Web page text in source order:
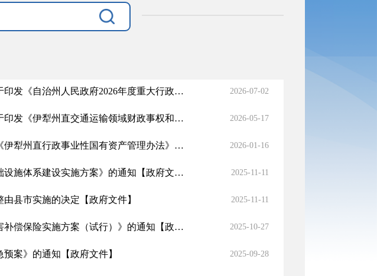
伊犁哈萨克自治州人民政府办公厅关于印发《自治州人民政府2026年度重大行政决策事项目录》的通知 2026-07-02
伊犁哈萨克自治州人民政府办公厅关于印发《伊犁州直交通运输领域财政事权和支出责任划分改革实施方案》的通知 2026-05-17
伊犁哈萨克自治州人民政府关于印发《伊犁州直行政事业性国有资产管理办法》的通知 【政府文件】
2026-01-16
施体系建设实施方案》的通知 【政府文件】 2025-11-11
由县市实施的决定 【政府文件】 2025-11-11
偿保险实施方案（试行）》的通知 【政府文件】 2025-10-27
预案》的通知 【政府文件】 2025-09-28